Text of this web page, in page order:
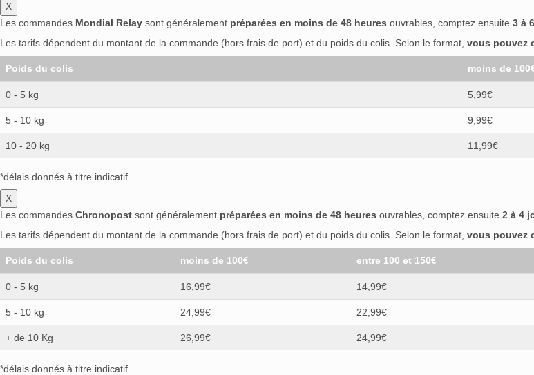
X
Les commandes Mondial Relay sont généralement préparées en moins de 48 heures ouvrables, comptez ensuite 3 à
Les tarifs dépendent du montant de la commande (hors frais de port) et du poids du colis. Selon le format, vous pouvez
Poids du colis moins de
0 - 5 kg 5,99€
5 - 10 kg 9,99€
10 - 20 kg 11,99€
*délais donnés à titre indicatif
X
Les commandes Chronopost sont généralement préparées en moins de 48 heures ouvrables, comptez ensuite 2 à 4
Les tarifs dépendent du montant de la commande (hors frais de port) et du poids du colis. Selon le format, vous pouvez
Poids du colis moins de 100€ entre 100 et 150€
0 - 5 kg 16,99€ 14,99€
5 - 10 kg 24,99€ 22,99€
+ de 10 Kg 26,99€ 24,99€
*délais donnés à titre indicatif